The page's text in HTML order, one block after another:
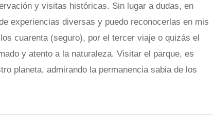
y visitas históricas. Sin lugar a dudas, en
experiencias diversas y puedo reconocerlas en mis
cuarenta (seguro), por el tercer viaje o quizás el
y atento a la naturaleza. Visitar el parque, es
planeta, admirando la permanencia sabia de los